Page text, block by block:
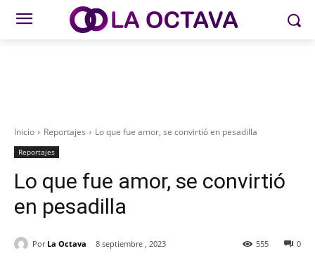
Inicio Reportajes Lo que fue amor, se convirtió en pesadilla
Reportajes
Lo que fue amor, se convirtió
en pesadilla
Por La Octava 8 septiembre , 2023 0
555